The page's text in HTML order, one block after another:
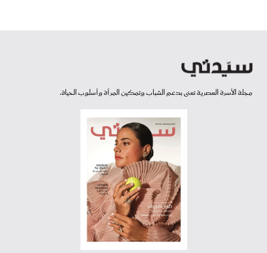
مجلة الأسرة العصرية تعنى بدعم الشباب وتمكين المرأة وأسلوب الحياة.